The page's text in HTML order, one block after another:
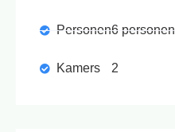
Personen
Kamers
6 personen
2